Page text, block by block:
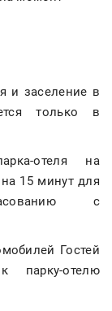
и заселение в
только в
отеля на
15 минут для
с
Гостей
парку-отелю